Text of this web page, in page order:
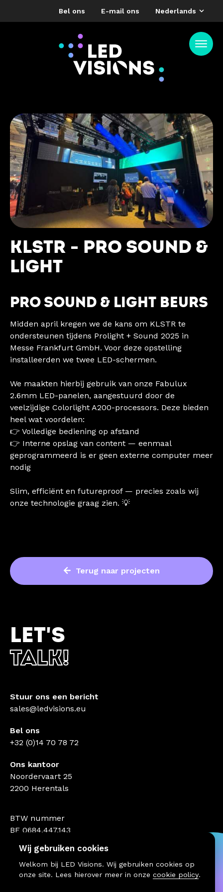
Bel ons E-mail ons Nederlands
KLSTR - PRO SOUND &
LIGHT
PRO SOUND & LIGHT BEURS
Midden april kregen we de kans om KLSTR te
ondersteunen tijdens Prolight + Sound 2025 in
Messe Frankfurt GmbH. Voor deze opstelling
installeerden we twee LED-schermen.
We maakten hierbij gebruik van onze Fabulux
2.6mm LED-panelen, aangestuurd door de
veelzijdige Colorlight A200-processors. Deze bieden
heel wat voordelen:
👉 Volledige bediening op afstand
👉 Interne opslag van content — eenmaal
geprogrammeerd is er geen externe computer meer
nodig
Slim, efficiënt en futureproof — precies zoals wij
onze technologie graag zien. 💡
Terug naar projecten
LET'S
TALK!
Stuur ons een bericht
sales@ledvisions.eu
Bel ons
+32 (0)14 70 78 72
Ons kantoor
Noordervaart 25
2200 Herentals
BTW nummer
BE 0684.447.143
Wij gebruiken cookies
Welkom bij LED Visions. Wij gebruiken cookies op
onze site. Lees hierover meer in onzecookie policy.